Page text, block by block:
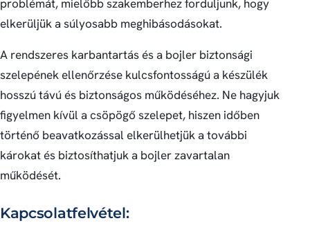
problémát, mielőbb szakemberhez forduljunk, hogy
elkerüljük a súlyosabb meghibásodásokat.
A rendszeres karbantartás és a bojler biztonsági
szelepének ellenőrzése kulcsfontosságú a készülék
hosszú távú és biztonságos működéséhez. Ne hagyjuk
figyelmen kívül a csöpögő szelepet, hiszen időben
történő beavatkozással elkerülhetjük a további
károkat és biztosíthatjuk a bojler zavartalan
működését.
Kapcsolatfelvétel: